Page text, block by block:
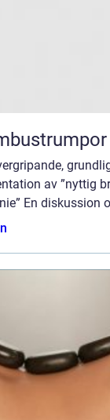
av ”nyttig
En diskussion